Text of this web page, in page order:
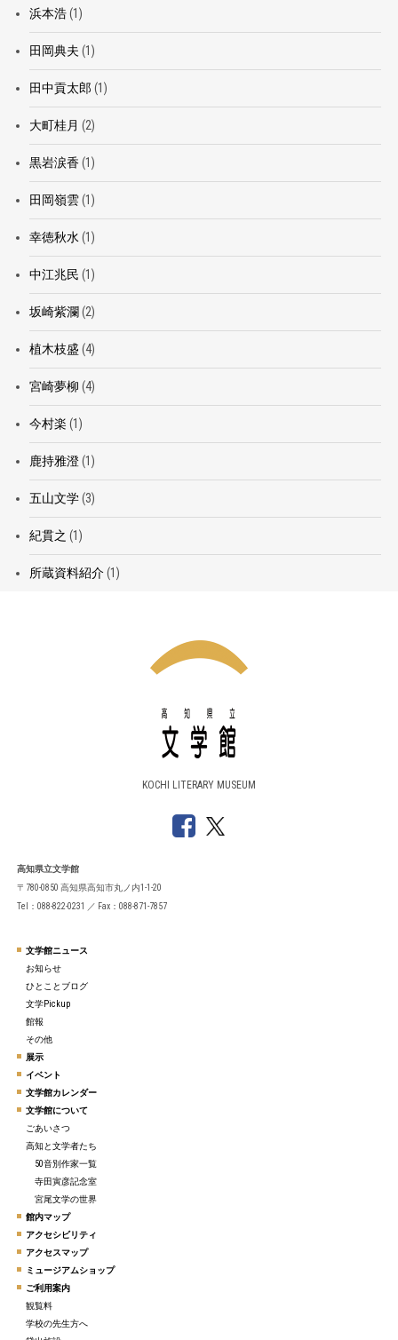
浜本浩(1)
田岡典夫 (1)
田中貢太郎 (1)
大町桂月 (2)
黒岩涙香(1)
田岡嶺雲(1)
幸徳秋水 (1)
中江兆民 (1)
坂崎紫瀾 (2)
植木枝盛 (4)
宮崎夢柳 (4)
今村楽 (1)
鹿持雅澄(1)
五山文学(3)
紀貫之 (1)
所蔵資料紹介(1)
KOCHI LITERARY MUSEUM
高知県立文学館
〒780-0850 高知県高知市丸ノ内1-1-20
Tel：088-822-0231 ／ Fax：088-871-7857
文学館ニュース
お知らせ
ひとことブログ
文学Pickup
館報
その他
展示
イベント
文学館カレンダー
文学館について
ごあいさつ
高知と文学者たち
50音別作家一覧
寺田寅彦記念室
宮尾文学の世界
館内マップ
アクセシビリティ
アクセスマップ
ミュージアムショップ
ご利用案内
観覧料
学校の先生方へ